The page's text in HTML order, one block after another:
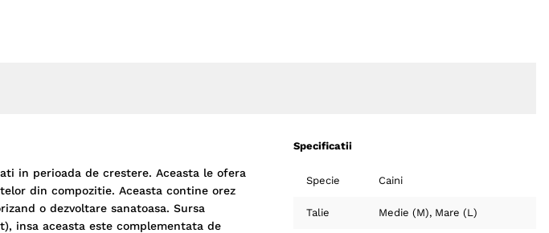
in perioada de crestere. Aceasta le ofera
din compozitie. Aceasta contine orez
o dezvoltare sanatoasa. Sursa
insa aceasta este complementata de
Specificatii
Specie Caini
Talie Medie (M) Mare (L)